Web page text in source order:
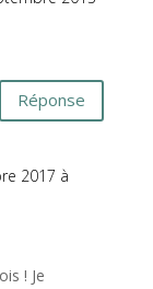
Réponse
2017 à
! Je